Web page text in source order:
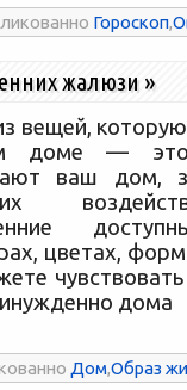
Гороскоп,
жалюзи »
вещей,
доме —
ваш ​​дом,
цветах,
дома
Дом,Образ